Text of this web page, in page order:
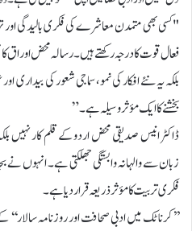
"کسی بھی متمدن معاشرے کی فکری بالیدگی
فعال قوت کا درجہ رکھتے ہیں۔ رسالہ محض اوراق کا
بلکہ یہ نئے افکار کی نمو، سماجی شعور کی
بخشنے کا ایک مؤثر وسیلہ ہے۔”
ڈاکٹر انیس صدیقی محض اردو کے قلم کار نہیں
زبان سے والہانہ وابستگی جھلکتی ہے۔ انہوں نے
فکری تربیت کا مؤثر ذریعہ قرار دیا ہے۔
’’کرناٹک میں ادبی صحافت اور روزنامہ